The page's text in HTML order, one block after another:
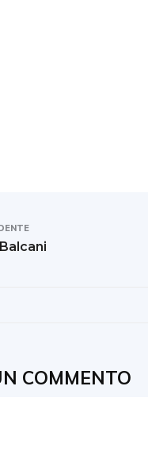
COMMENTO